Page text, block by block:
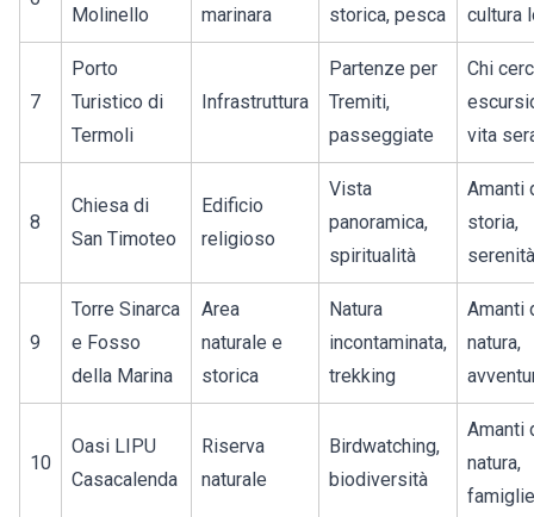
Molinello marinara storica, pesca cultura
7
Porto
Turistico di
Termoli
Infrastruttura
Partenze per
Tremiti,
passeggiate
Chi
vita
8
Chiesa di
San Timoteo
Edificio
religioso
Vista
panoramica,
spiritualità
Amanti
storia,
serenità
9
Torre Sinarca
e Fosso
della Marina
Area
naturale e
storica
Natura
incontaminata,
trekking
Amanti
natura,
10
Oasi LIPU
Casacalenda
Riserva
naturale
Birdwatching,
biodiversità
Amanti
natura,
famiglie